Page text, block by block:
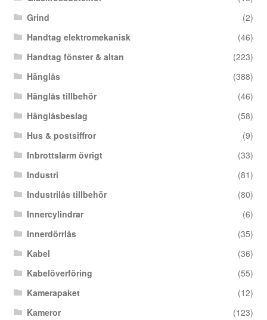
Grind
(2)
Handtag elektromekanisk
(46)
Handtag fönster & altan
(223)
Hänglås
(388)
Hänglås tillbehör
(46)
Hänglåsbeslag
(58)
Hus & postsiffror
(9)
Inbrottslarm övrigt
(33)
Industri
(81)
Industrilås tillbehör
(80)
Innercylindrar
(6)
Innerdörrlås
(35)
Kabel
(36)
Kabelöverföring
(55)
Kamerapaket
(12)
Kameror
(123)